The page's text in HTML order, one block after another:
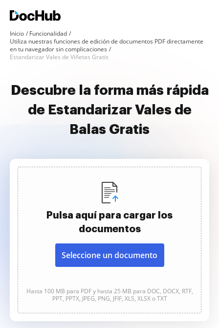
Inicio
Funcionalidad
Utiliza nuestras funciones de edición de documentos PDF directamente
en tu navegador sin complicaciones
Estandarizar Vales de Viñetas Gratis
Descubre la forma más rápida
de Estandarizar Vales de
Balas Gratis
Pulsa aquí para cargar los
documentos
Seleccione un documento
Hasta 100 MB para PDF y hasta 25 MB para DOC, DOCX, RTF,
PPT, PPTX, JPEG, PNG, JFIF, XLS, XLSX o TXT